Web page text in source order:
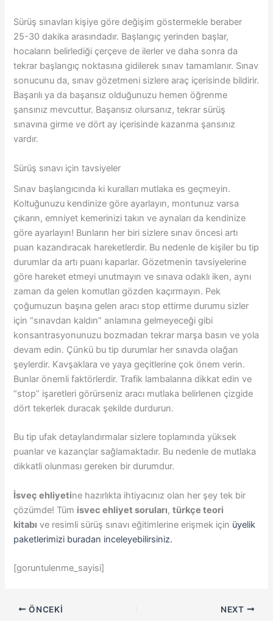
Sürüş sınavları kişiye göre değişim göstermekle beraber
25-30 dakika arasındadır. Başlangıç yerinden başlar,
hocaların belirlediği çerçeve de ilerler ve daha sonra da
tekrar başlangıç noktasına gidilerek sınav tamamlanır. Sınav
sonucunu da, sınav gözetmeni sizlere araç içerisinde bildirir.
Başarılı ya da başarısız olduğunuzu hemen öğrenme
şansınız mevcuttur. Başarısız olursanız, tekrar sürüş
sınavına girme ve dört ay içerisinde kazanma şansınız
vardır.
Sürüş sınavı için tavsiyeler
Sınav başlangıcında ki kuralları mutlaka es geçmeyin.
Koltuğunuzu kendinize göre ayarlayın, montunuz varsa
çıkarın, emniyet kemerinizi takın ve aynaları da kendinize
göre ayarlayın! Bunların her biri sizlere sınav öncesi artı
puan kazandıracak hareketlerdir. Bu nedenle de kişiler bu tip
durumlar da artı puanı kaparlar. Gözetmenin tavsiyelerine
göre hareket etmeyi unutmayın ve sınava odaklı iken, aynı
zaman da gelen komutları gözden kaçırmayın. Pek
çoğumuzun başına gelen aracı stop ettirme durumu sizler
için “sınavdan kaldın” anlamına gelmeyeceği gibi
konsantrasyonunuzu bozmadan tekrar marşa basın ve yola
devam edin. Çünkü bu tip durumlar her sınavda olağan
şeylerdir. Kavşaklara ve yaya geçitlerine çok önem verin.
Bunlar önemli faktörlerdir. Trafik lambalarına dikkat edin ve
“stop” işaretleri görürseniz aracı mutlaka belirlenen çizgide
dört tekerlek duracak şekilde durdurun.
Bu tip ufak detaylandırmalar sizlere toplamında yüksek
puanlar ve kazançlar sağlamaktadır. Bu nedenle de mutlaka
dikkatli olunması gereken bir durumdur.
İsveç ehliyetine hazırlıkta ihtiyacınız olan her şey tek bir
çözümde! Tüm isvec ehliyet soruları,türkçe teori
kitabı ve resimli sürüş sınavı eğitimlerine erişmek için üyelik
paketlerimizi buradan inceleyebilirsiniz.
[goruntulenme_sayisi]
ÖNCEKI NEXT